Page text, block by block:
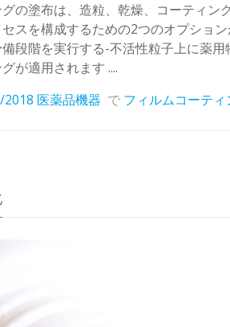
の塗布は、造粒、乾燥、コーティ
スを構成するための2つのオプショ
段階を実行する-不活性粒子上に薬
が適用されます ....
2018 医薬品機器 で フィルムコーティ